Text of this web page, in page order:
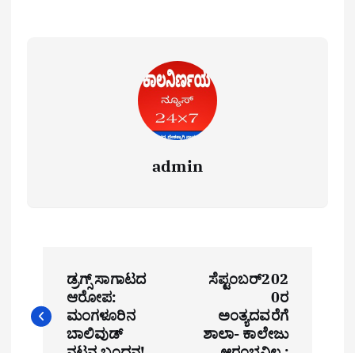
admin
s
ಡ್ರಗ್ಸ್ ಸಾಗಾಟದ
ಆರೋಪ:
ಮಂಗಳೂರಿನ
ಬಾಲಿವುಡ್
ಸೆಪ್ಟಂಬರ್202
0ರ
ಅಂತ್ಯದವರೆಗೆ
ಶಾಲಾ- ಕಾಲೇಜು